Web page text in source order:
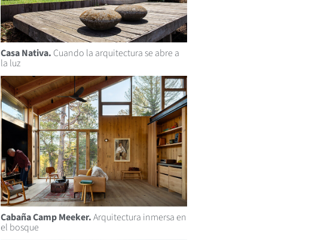
Casa Nativa. Cuando la arquitectura se abre a
la luz
Cabaña Camp Meeker.Arquitectura inmersa en
el bosque